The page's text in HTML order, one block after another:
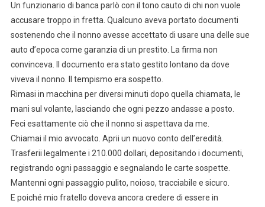
Un funzionario di banca parlò con il tono cauto di chi non vuole
accusare troppo in fretta. Qualcuno aveva portato documenti
sostenendo che il nonno avesse accettato di usare una delle sue
auto d’epoca come garanzia di un prestito. La firma non
convinceva. Il documento era stato gestito lontano da dove
viveva il nonno. Il tempismo era sospetto.
Rimasi in macchina per diversi minuti dopo quella chiamata, le
mani sul volante, lasciando che ogni pezzo andasse a posto.
Feci esattamente ciò che il nonno si aspettava da me.
Chiamai il mio avvocato. Aprii un nuovo conto dell’eredità.
Trasferii legalmente i 210.000 dollari, depositando i documenti,
registrando ogni passaggio e segnalando le carte sospette.
Mantenni ogni passaggio pulito, noioso, tracciabile e sicuro.
E poiché mio fratello doveva ancora credere di essere in